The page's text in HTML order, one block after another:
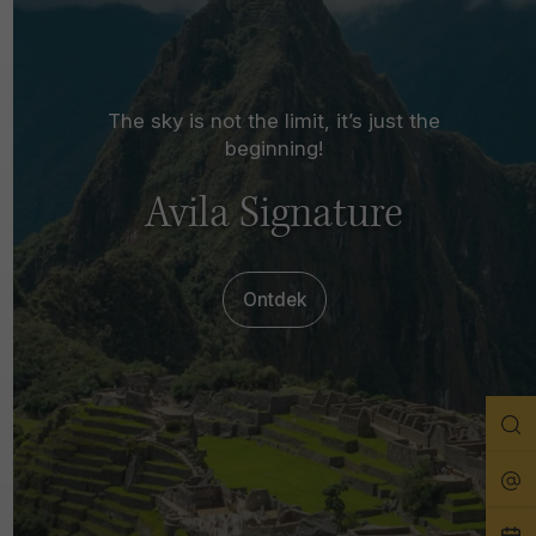
The sky is not the limit, it’s just the
beginning!
Avila Signature
Ontdek